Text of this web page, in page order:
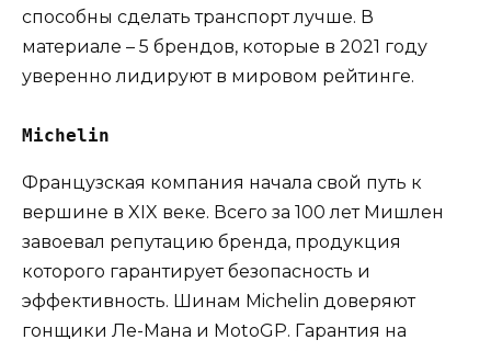
способны сделать транспорт лучше. В
материале – 5 брендов, которые в 2021 году
уверенно лидируют в мировом рейтинге.
Michelin
Французская компания начала свой путь к
вершине в XIX веке. Всего за 100 лет Мишлен
завоевал репутацию бренда, продукция
которого гарантирует безопасность и
эффективность. Шинам Michelin доверяют
гонщики Ле-Мана и MotoGP. Гарантия на